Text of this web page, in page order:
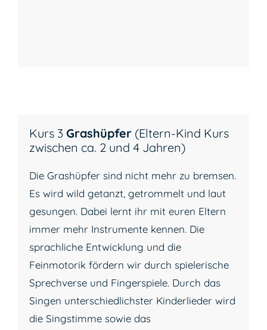
Kurs 3 Grashüpfer (Eltern-Kind Kurs
zwischen ca. 2 und 4 Jahren)
Die Grashüpfer sind nicht mehr zu bremsen.
Es wird wild getanzt, getrommelt und laut
gesungen. Dabei lernt ihr mit euren Eltern
immer mehr Instrumente kennen. Die
sprachliche Entwicklung und die
Feinmotorik fördern wir durch spielerische
Sprechverse und Fingerspiele. Durch das
Singen unterschiedlichster Kinderlieder wird
die Singstimme sowie das